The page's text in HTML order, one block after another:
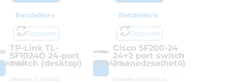
Rendelésre
Összevet
TP-Link TL-
SF1024D 24-port
switch (desktop)
Cikkszám:
TL-SF1024D
Rendelésre
Összevet
KOSÁRBA
Cisco SF200-24
24+2 port switch
(menedzselhető)
Cikkszám: SLM224GT-EU